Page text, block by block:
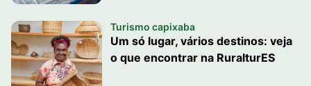
Turismo capixaba
Um só lugar, vários destinos: veja
o que encontrar na RuralturES